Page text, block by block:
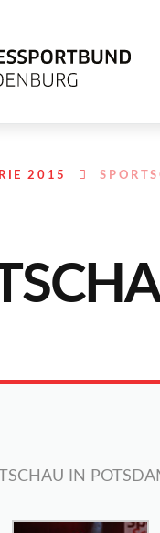
2015
IN